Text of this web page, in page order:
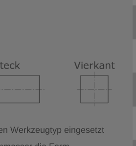
Werkzeugtyp eingesetzt